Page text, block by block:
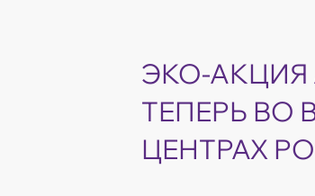
ЭКО-АКЦИЯ
ТЕПЕРЬ ВО
ЦЕНТРАХ